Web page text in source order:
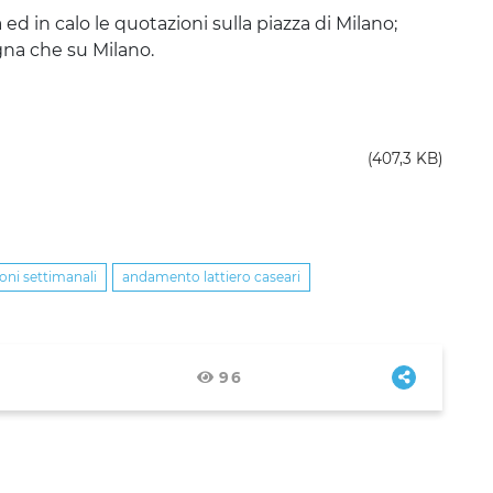
in calo le quotazioni sulla piazza di Milano;
che su Milano.
(407,3 KB)
settimanali andamento lattiero caseari
96